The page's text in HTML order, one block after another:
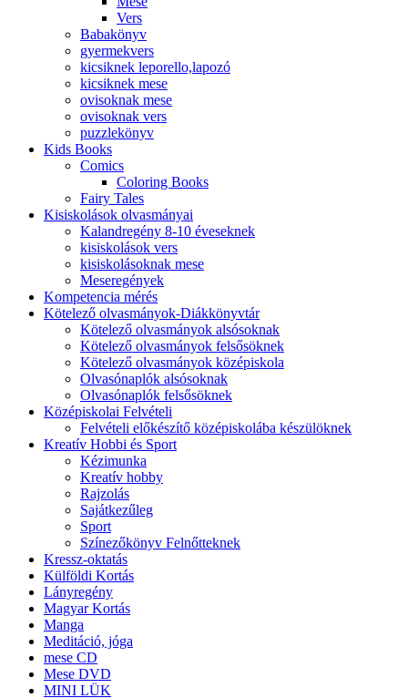
Vers
Babakönyv
gyermekvers
kicsiknek leporello,lapozó
kicsiknek mese
ovisoknak mese
ovisoknak vers
puzzlekönyv
Kids Books
Comics
Coloring Books
Fairy Tales
Kisiskolások olvasmányai
Kalandregény 8-10 éveseknek
kisiskolások vers
kisiskolásoknak mese
Meseregények
Kompetencia mérés
Kötelező olvasmányok-Diákkönyvtár
Kötelező olvasmányok alsósoknak
Kötelező olvasmányok felsősöknek
Kötelező olvasmányok középiskola
Olvasónaplók alsósoknak
Olvasónaplók felsősöknek
Középiskolai Felvételi
Felvételi előkészítő középiskolába készülöknek
Kreatív Hobbi és Sport
Kézimunka
Kreatív hobby
Rajzolás
Sajátkezűleg
Sport
Színezőkönyv Felnőtteknek
Kressz-oktatás
Külföldi Kortás
Lányregény
Magyar Kortás
Manga
Meditáció, jóga
mese CD
Mese DVD
MINI LÜK